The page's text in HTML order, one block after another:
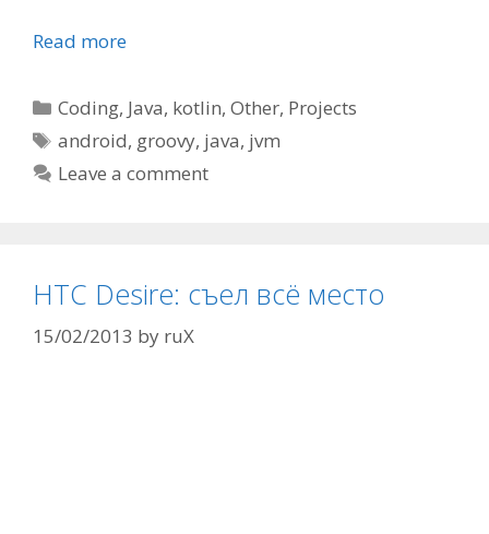
Read more
Categories
Coding, Java, kotlin,Other, Projects
Tags
android, groovy, java, jvm
Leave a comment
HTC Desire: съел всё место
15/02/2013 by ruX